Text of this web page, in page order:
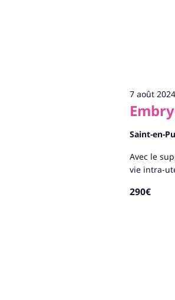
7 août 2024
Saint-en-
Avec le
vie intra-
290€